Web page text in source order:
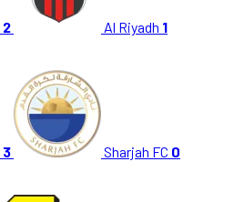
2 Al Riyadh 1
3 Sharjah FC 0